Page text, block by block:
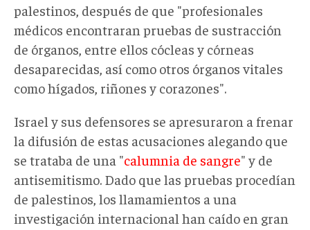
palestinos, después de que "profesionales
médicos encontraran pruebas de sustracción
de órganos, entre ellos cócleas y córneas
desaparecidas, así como otros órganos vitales
como hígados, riñones y corazones".
Israel y sus defensores se apresuraron a frenar
la difusión de estas acusaciones alegando que
se trataba de una "calumnia de sangre" y de
antisemitismo. Dado que las pruebas procedían
de palestinos, los llamamientos a una
investigación internacional han caído en gran